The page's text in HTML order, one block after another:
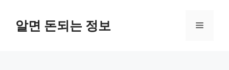
알면 돈되는 정보 메